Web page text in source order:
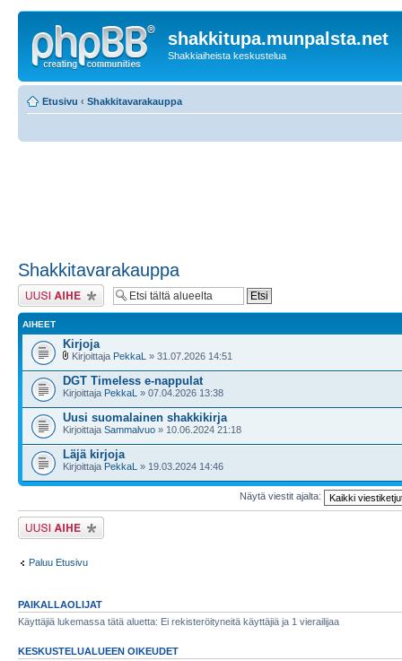
shakkitupa.munpalsta.net
Shakkiaiheista keskustelua
Etusivu ‹ Shakkitavarakauppa
Shakkitavarakauppa
Lähetä uusi viesti
AIHEET
Kirjoja
Kirjoittaja PekkaL » 31.07.2026 14:51
DGT Timeless e-nappulat
Kirjoittaja PekkaL » 07.04.2026 13:38
Uusi suomalainen shakkikirja
Kirjoittaja Sammalvuo » 10.06.2024 21:18
Läjä kirjoja
Kirjoittaja PekkaL » 19.03.2024 14:46
Näytä viestit ajalta:
Lähetä uusi viesti
Paluu Etusivu
PAIKALLAOLIJAT
Käyttäjiä lukemassa tätä aluetta: Ei rekisteröityneitä käyttäjiä ja 1 vierailijaa
KESKUSTELUALUEEN OIKEUDET